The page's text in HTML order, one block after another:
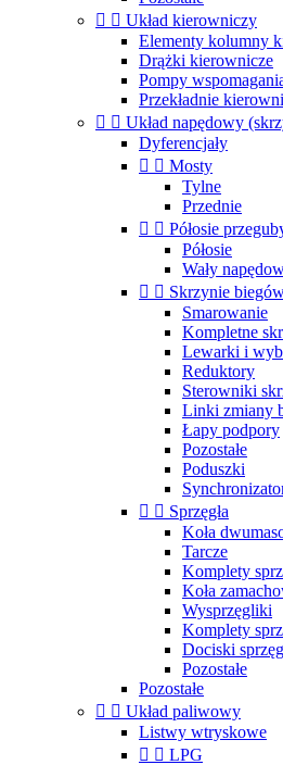
  Układ kierowniczy
Elementy kolumny
Drążki kierownicze
Pompy
Przekładnie
  Układ napędowy
Dyferencjały
  Mosty
Tylne
Przednie
  Półosie
Półosie
Wały
  Skrzynie
Smarowanie
Kompletne
Lewarki i
Reduktory
Sterowniki
Linki zmiany
Łapy podpory
Pozostałe
Poduszki
  Sprzęgła
Koła
Tarcze
Komplety
Koła
Wysprzęgliki
Komplety
Dociski
Pozostałe
Pozostałe
  Układ paliwowy
Listwy wtryskowe
  LPG